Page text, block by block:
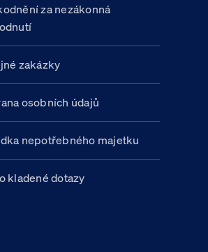
za nezákonná
zakázky
osobních údajů
nepotřebného majetku
kladené dotazy